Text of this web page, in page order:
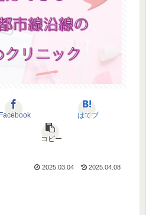
Facebook はてブ
コピー
2025.03.04 2025.04.08